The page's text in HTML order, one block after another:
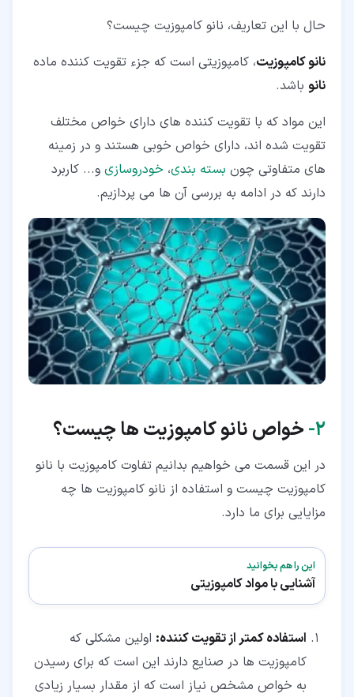
حال با این تعاریف، نانو کامپوزیت چیست؟
نانو کامپوزیت، کامپوزیتی است که جزء تقویت کننده ماده
نانو باشد.
این مواد که با تقویت کننده های دارای خواص مختلف
تقویت شده اند، دارای خواص خوبی هستند و در زمینه
های متفاوتی چون بسته بندی، خودروسازی و... کاربرد
دارند که در ادامه به بررسی آن ها می پردازیم.
۲‏- خواص نانو کامپوزیت ها چیست؟
در این قسمت می خواهیم بدانیم تفاوت کامپوزیت با نانو
کامپوزیت چیست و استفاده از نانو کامپوزیت ها چه
مزایایی برای ما دارد.
این را هم بخوانید
آشنایی با مواد کامپوزیتی
استفاده کمتر از تقویت کننده: اولین مشکلی که
کامپوزیت ها در صنایع دارند این است که برای رسیدن
به خواص مشخص نیاز است که از مقدار بسیار زیادی